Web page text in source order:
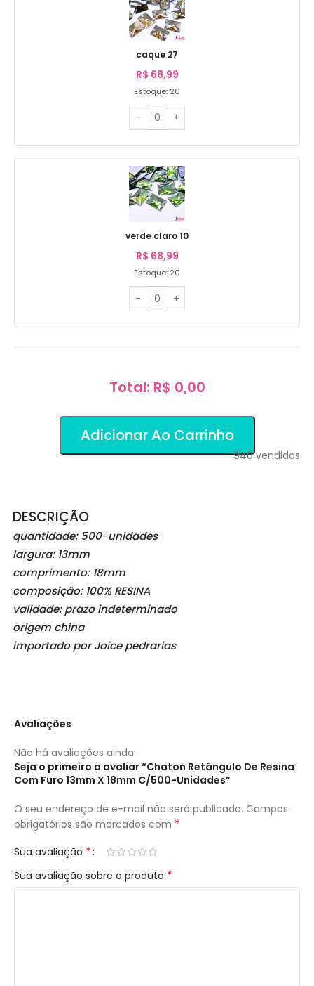
caque 27
R$ 68,99
Estoque: 20
verde claro 10
R$ 68,99
Estoque: 20
Total: R$ 0,00
Adicionar Ao Carrinho
940vendidos
DESCRIÇÃO
quantidade: 500-unidades
largura: 13mm
comprimento: 18mm
composição: 100% RESINA
validade: prazo indeterminado
origem china
importado por Joice pedrarias
Avaliações
Não há avaliações ainda.
Seja o primeiro a avaliar “Chaton Retângulo De Resina
Com Furo 13mm X 18mm C/500-Unidades”
O seu endereço de e-mail não será publicado. Campos
obrigatórios são marcados com *
Sua avaliação *
Sua avaliação sobre o produto *